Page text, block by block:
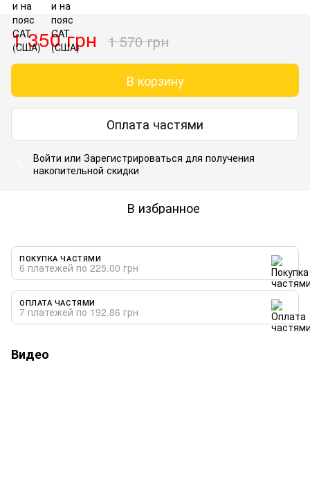
1 350 грн 1 570 грн
В корзину
Оплата частями
Войти или Зарегистрироваться для получения
накопительной скидки
В избранное
ПОКУПКА ЧАСТЯМИ
6 платежей по 225.00 грн
ОПЛАТА ЧАСТЯМИ
7 платежей по 192.86 грн
Видео